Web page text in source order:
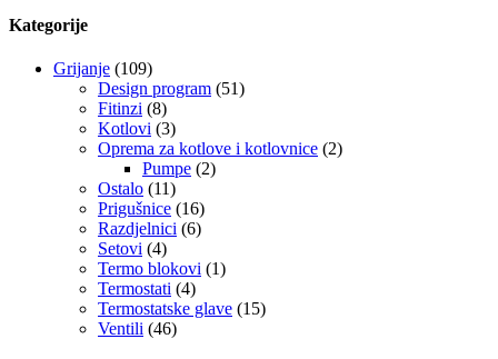
Kategorije
Grijanje (109)
Design program (51)
Fitinzi (8)
Kotlovi (3)
Oprema za kotlove i kotlovnice (2)
Pumpe (2)
Ostalo (11)
Prigušnice (16)
Razdjelnici (6)
Setovi (4)
Termo blokovi (1)
Termostati (4)
Termostatske glave (15)
Ventili (46)